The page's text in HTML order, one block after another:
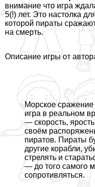
внимание что игра
5(!) лет. Это настолка
которой пираты
на cмepть.
Описание игры от
Морское
игра в реальном
— скорость,
своём
пиратов. Пираты
другие корабли,
стрелять и
— до того самого
сопротивляться.